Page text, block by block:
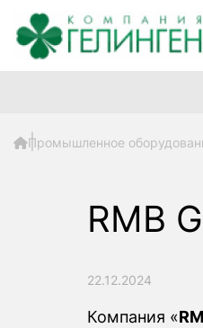
Промышленное
RMB
22.12.2024
Компания «